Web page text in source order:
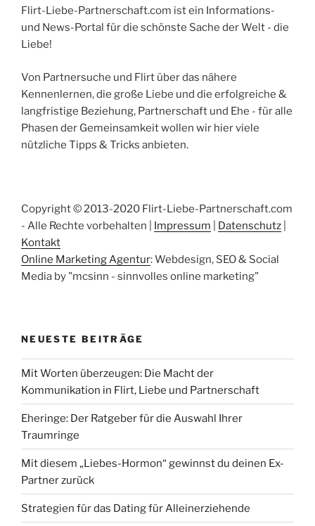
Flirt-Liebe-Partnerschaft.com ist ein Informations-
und News-Portal für die schönste Sache der Welt - die
Liebe!
Von Partnersuche und Flirt über das nähere
Kennenlernen, die große Liebe und die erfolgreiche &
langfristige Beziehung, Partnerschaft und Ehe - für alle
Phasen der Gemeinsamkeit wollen wir hier viele
nützliche Tipps & Tricks anbieten.
Copyright © 2013-2020 Flirt-Liebe-Partnerschaft.com
- Alle Rechte vorbehalten | Impressum Datenschutz
Kontakt
Online Marketing Agentur: Webdesign, SEO & Social
Media by "mcsinn - sinnvolles online marketing"
NEUESTE BEITRÄGE
Mit Worten überzeugen: Die Macht der
Kommunikation in Flirt, Liebe und Partnerschaft
Eheringe: Der Ratgeber für die Auswahl Ihrer
Traumringe
Mit diesem „Liebes-Hormon“ gewinnst du deinen Ex-
Partner zurück
Strategien für das Dating für Alleinerziehende